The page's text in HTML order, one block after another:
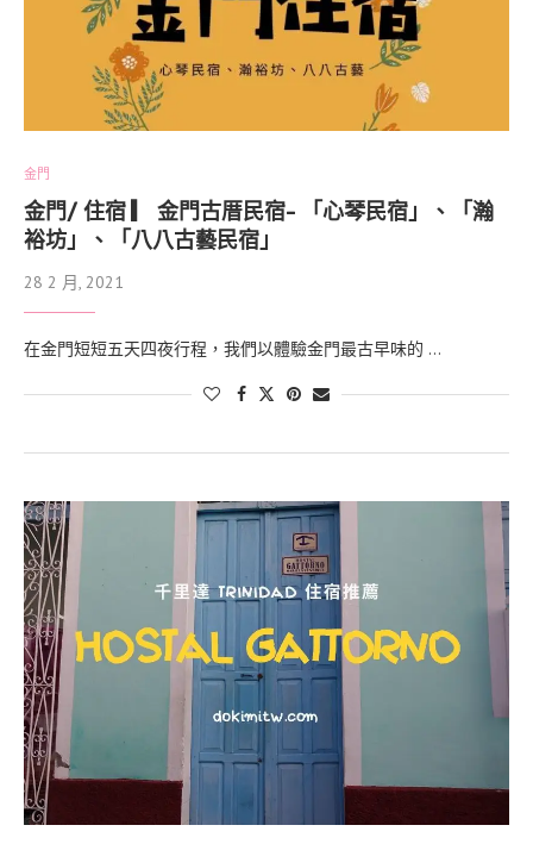
金門
金門/ 住宿 ▎ 金門古厝民宿- 「心琴民宿」、「瀚
裕坊」、「八八古藝民宿」
28 2 月, 2021
在金門短短五天四夜行程，我們以體驗金門最古早味的 …